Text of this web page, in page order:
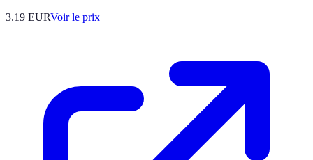
3.19 EURVoir le prix